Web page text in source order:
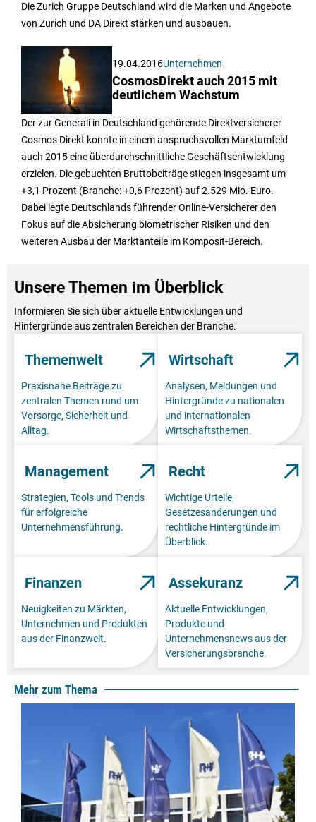
Die Zurich Gruppe Deutschland wird die Marken und Angebote
von Zurich und DA Direkt stärken und ausbauen.
19.04.2016Unternehmen
CosmosDirekt auch 2015 mit
deutlichem Wachstum
Der zur Generali in Deutschland gehörende Direktversicherer
Cosmos Direkt konnte in einem anspruchsvollen Marktumfeld
auch 2015 eine überdurchschnittliche Geschäftsentwicklung
erzielen. Die gebuchten Bruttobeiträge stiegen insgesamt um
+3,1 Prozent (Branche: +0,6 Prozent) auf 2.529 Mio. Euro.
Dabei legte Deutschlands führender Online-Versicherer den
Fokus auf die Absicherung biometrischer Risiken und den
weiteren Ausbau der Marktanteile im Komposit-Bereich.
Unsere Themen im Überblick
Informieren Sie sich über aktuelle Entwicklungen und
Hintergründe aus zentralen Bereichen der Branche.
Themenwelt
Praxisnahe Beiträge zu
zentralen Themen rund um
Vorsorge, Sicherheit und
Alltag.
Wirtschaft
Analysen, Meldungen und
Hintergründe zu nationalen
und internationalen
Wirtschaftsthemen.
Management
Strategien, Tools und Trends
für erfolgreiche
Unternehmensführung.
Recht
Wichtige Urteile,
Gesetzesänderungen und
rechtliche Hintergründe im
Überblick.
Finanzen
Neuigkeiten zu Märkten,
Unternehmen und Produkten
aus der Finanzwelt.
Assekuranz
Aktuelle Entwicklungen,
Produkte und
Unternehmensnews aus der
Versicherungsbranche.
Mehr zum Thema